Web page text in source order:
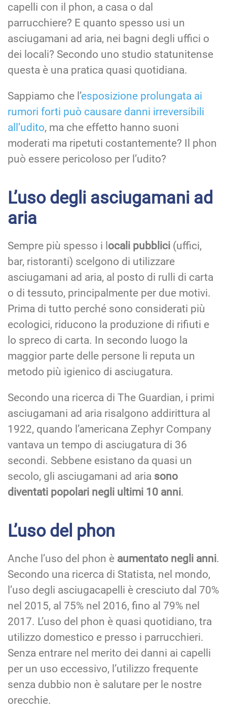
capelli con il phon, a casa o dal
parrucchiere? E quanto spesso usi un
asciugamani ad aria, nei bagni degli uffici o
dei locali? Secondo uno studio statunitense
questa è una pratica quasi quotidiana.
Sappiamo che l’esposizione prolungata ai
rumori forti può causare danni irreversibili
all’udito, ma che effetto hanno suoni
moderati ma ripetuti costantemente? Il phon
può essere pericoloso per l’udito?
L’uso degli asciugamani ad
aria
Sempre più spesso i l ocali pubblici (uffici,
bar, ristoranti) scelgono di utilizzare
asciugamani ad aria, al posto di rulli di carta
o di tessuto, principalmente per due motivi.
Prima di tutto perché sono considerati più
ecologici, riducono la produzione di rifiuti e
lo spreco di carta. In secondo luogo la
maggior parte delle persone li reputa un
metodo più igienico di asciugatura.
Secondo una ricerca di The Guardian, i primi
asciugamani ad aria risalgono addirittura al
1922, quando l’americana Zephyr Company
vantava un tempo di asciugatura di 36
secondi. Sebbene esistano da quasi un
secolo, gli asciugamani ad aria sono
diventati popolari negli ultimi 10 anni.
L’uso del phon
Anche l’uso del phon è aumentato negli anni.
Secondo una ricerca di Statista, nel mondo,
l’uso degli asciugacapelli è cresciuto dal 70%
nel 2015, al 75% nel 2016, fino al 79% nel
2017. L’uso del phon è quasi quotidiano, tra
utilizzo domestico e presso i parrucchieri.
Senza entrare nel merito dei danni ai capelli
per un uso eccessivo, l’utilizzo frequente
senza dubbio non è salutare per le nostre
orecchie.